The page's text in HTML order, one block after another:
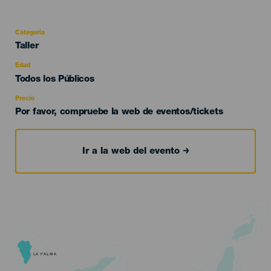
Categoría
Categoría
evento
Taller
Edad
Edad
Todos los Públicos
Precio
Por favor, compruebe la web de eventos/tickets
Ir a la web del evento
LA PALMA